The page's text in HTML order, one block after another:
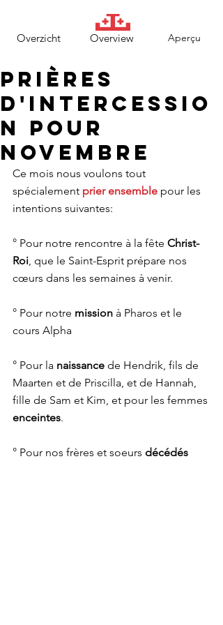
Overzicht Overview Aperçu
Prières
d'intercessio
n pour
Novembre
Ce mois nous voulons tout
spécialement prier ensemble pour les
intentions suivantes:
° Pour notre rencontre à la fête Christ-
Roi, que le Saint-Esprit prépare nos
cœurs dans les semaines à venir.
° Pour notre mission à Pharos et le
cours Alpha
° Pour la naissance de Hendrik, fils de
Maarten et de Priscilla, et de Hannah,
fille de Sam et Kim, et pour les femmes
enceintes.
° Pour nos frères et soeurs décédés